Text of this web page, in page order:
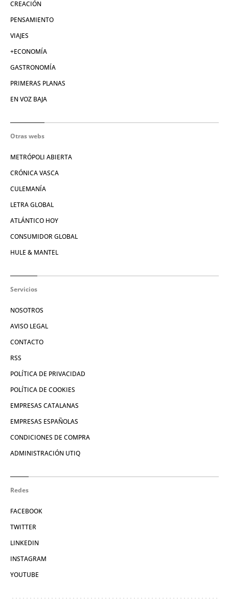
CREACIÓN
PENSAMIENTO
VIAJES
+ECONOMÍA
GASTRONOMÍA
PRIMERAS PLANAS
EN VOZ BAJA
Otras webs
METRÓPOLI ABIERTA
CRÓNICA VASCA
CULEMANÍA
LETRA GLOBAL
ATLÁNTICO HOY
CONSUMIDOR GLOBAL
HULE & MANTEL
Servicios
NOSOTROS
AVISO LEGAL
CONTACTO
RSS
POLÍTICA DE PRIVACIDAD
POLÍTICA DE COOKIES
EMPRESAS CATALANAS
EMPRESAS ESPAÑOLAS
CONDICIONES DE COMPRA
ADMINISTRACIÓN UTIQ
Redes
FACEBOOK
TWITTER
LINKEDIN
INSTAGRAM
YOUTUBE